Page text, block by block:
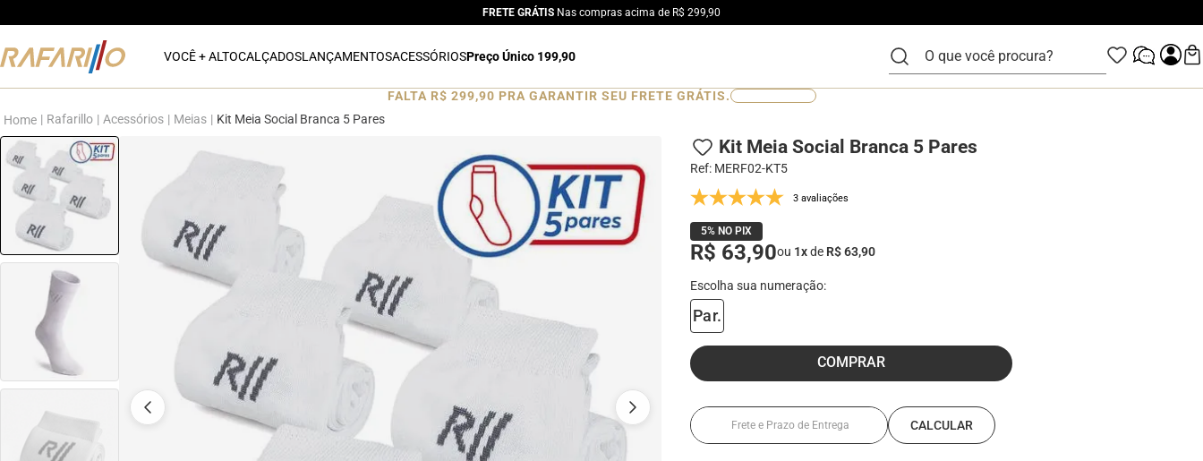
FRETE GRÁTIS Nas compras acima de R$ 299,90
VOCÊ + ALTOCALÇADOSLANÇAMENTOSACESSÓRIOSPreço Único 199,90
O que você procura?
FALTA R$ 299,90 PRA GARANTIR SEU FRETE GRÁTIS. 0
Rafarillo Acessórios Meias Kit Meia Social Branca 5 Pares
Kit Meia Social Branca 5 Pares
Ref: MERF02-KT5
3 avaliações
5% NO PIX
R$ 63,90ou 1x de R$ 63,90
Par.
COMPRAR